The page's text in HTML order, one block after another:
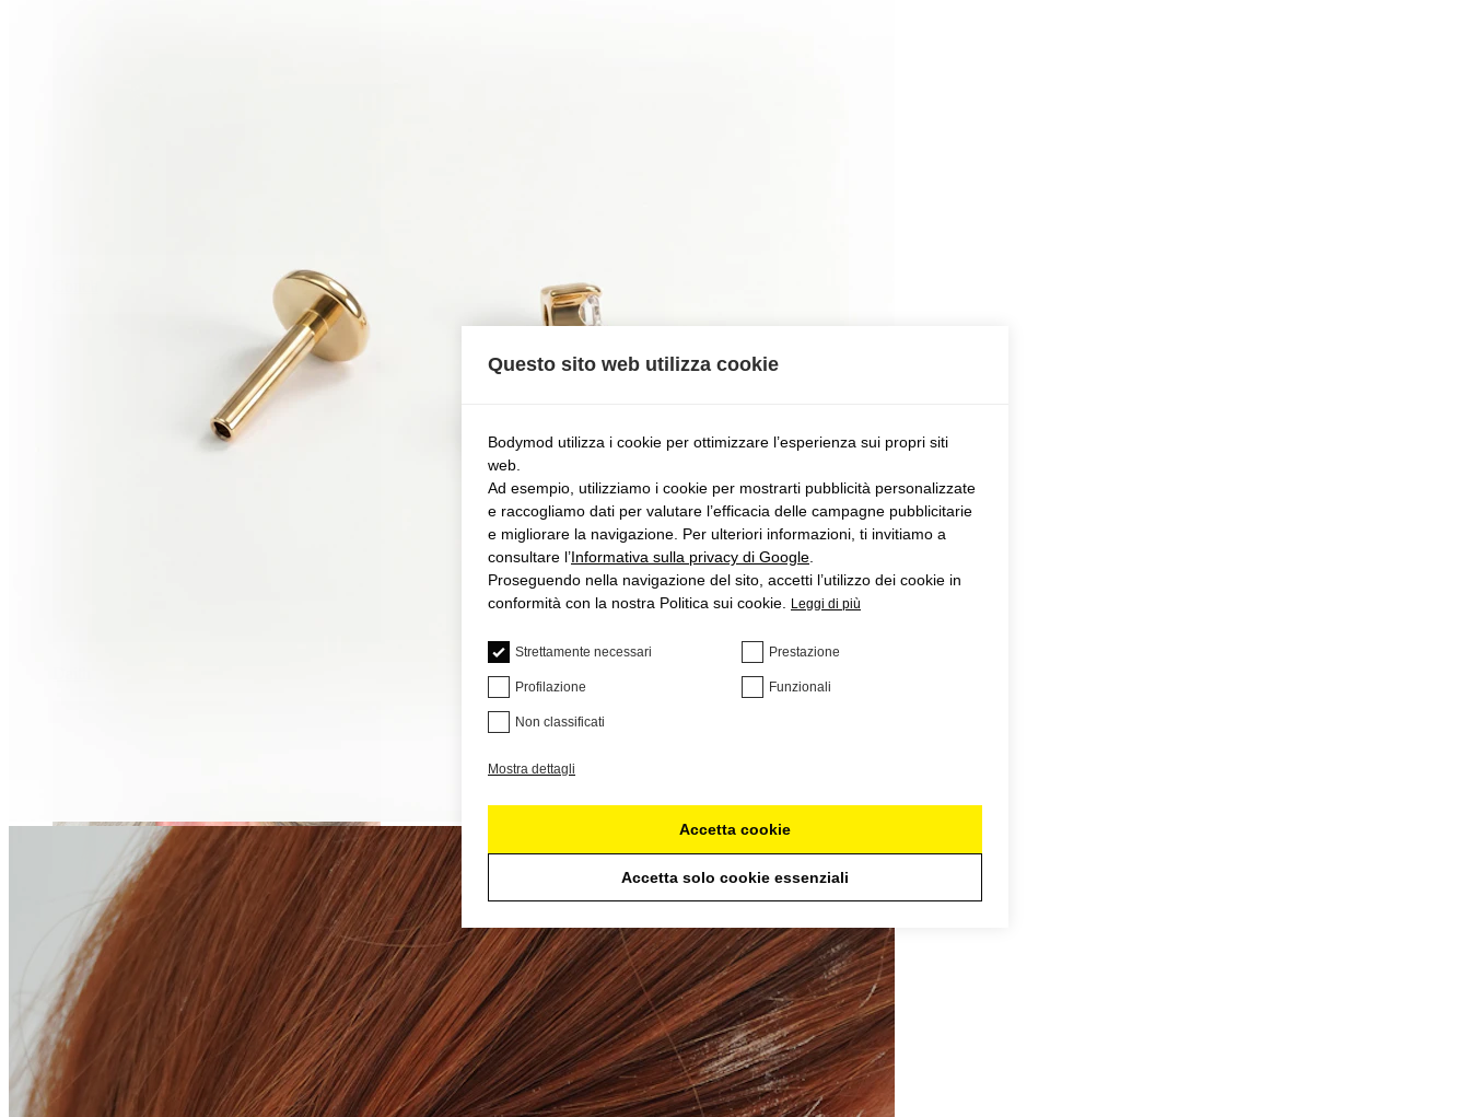
Industrial
Questo sito web utilizza cookie
Bodymod utilizza i cookie per ottimizzare l’esperienza sui propri siti
web.
Ad esempio, utilizziamo i cookie per mostrarti pubblicità personalizzate
e raccogliamo dati per valutare l’efficacia delle campagne pubblicitarie
e migliorare la navigazione. Per ulteriori informazioni, ti invitiamo a
consultare l’Informativa sulla privacy di Google
Proseguendo nella navigazione del sito, accetti l’utilizzo dei cookie in
conformità con la nostra Politica sui cookie.
Leggi di più
Strettamente necessari Prestazione
Profilazione Funzionali
Non classificati
Mostra dettagli
Accetta cookie
Accetta solo cookie essenziali